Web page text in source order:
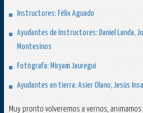
Instructores: Félix Aguado
Ayudantes de Instructores: Daniel Landa,
Montesinos
Fotógrafa: Miryam Jauregui
Ayudantes en tierra: Asier Olano, Jesús
Muy pronto volveremos a vernos,